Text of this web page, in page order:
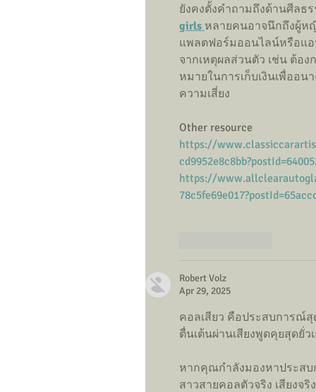
ยังคงตั้งคำถามถึงด้านศีลธ
girls หลายคนอาจนึกถึงผู้ห
แพลตฟอร์มออนไลน์หรือแอ
จากเหตุผลส่วนตัว เช่น ต้อ
หมายในการเก็บเงินเพื่ออ
ความเสี่ยง
Other resource
https://
https://
Robert Volz
Apr 29, 2025
คอลเสียว คือประสบการณ์
ตื่นเต้นผ่านเสียงพูดคุยสุดยั่ว
หากคุณกำลังมองหาประส
สาวสายคอลตัวจริง เสียงจ